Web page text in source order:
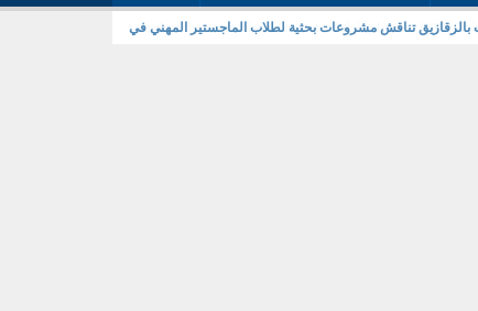
Launch of the International Computer Driving License (ICDL)